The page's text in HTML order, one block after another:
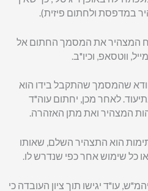
במדפסת ולחתום פיזית).
המצהיר את המסמך החתום אל
ווטסאפ, וכיו"ב.
שהמסמך שהתקבל בידו הוא
לאחר מכן, יחתום עוה"ד
המצהיר ואת מתן האזהרה.
הוא התצהיר השלם, שאותו
כל שימוש אחר כפי שנדרש לו.
עו"ד יגישו תוך ציון העובדה כי